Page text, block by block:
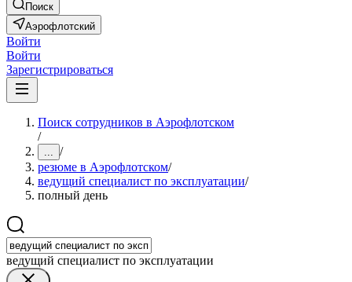
Поиск
Аэрофлотский
Войти
Войти
Зарегистрироваться
Поиск сотрудников в Аэрофлотском
/
... /
резюме в Аэрофлотском/
ведущий специалист по эксплуатации/
полный день
ведущий специалист по эксплуатации